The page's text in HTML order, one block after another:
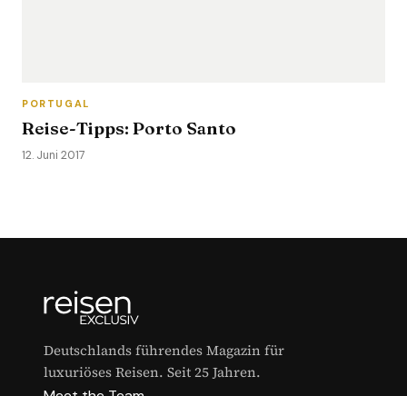
PORTUGAL
Reise-Tipps: Porto Santo
12. Juni 2017
Deutschlands führendes Magazin für
luxuriöses Reisen. Seit 25 Jahren.